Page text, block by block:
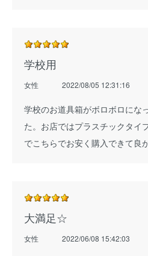
学校用
女性 2022/08/05 12:31:16
学校のお道具箱がボロボロにな
た。お店ではプラスチックタイ
でこちらでお安く購入できて良
大満足☆
女性 2022/06/08 15:42:03